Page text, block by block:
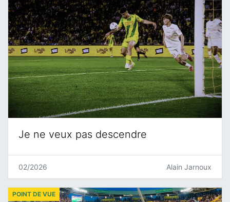
Je ne veux pas descendre
02/2026 Alain Jarnoux
POINT DE VUE